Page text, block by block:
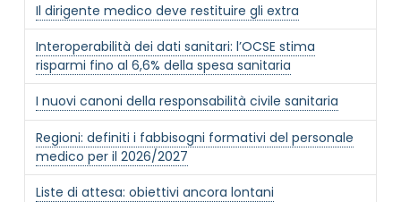
Il dirigente medico deve restituire gli extra
Interoperabilità dei dati sanitari: l’OCSE stima
risparmi fino al 6,6% della spesa sanitaria
I nuovi canoni della responsabilità civile sanitaria
Regioni: definiti i fabbisogni formativi del personale
medico per il 2026/2027
Liste di attesa: obiettivi ancora lontani
NOME STRUTTURA*
MAIL REFERENTE*